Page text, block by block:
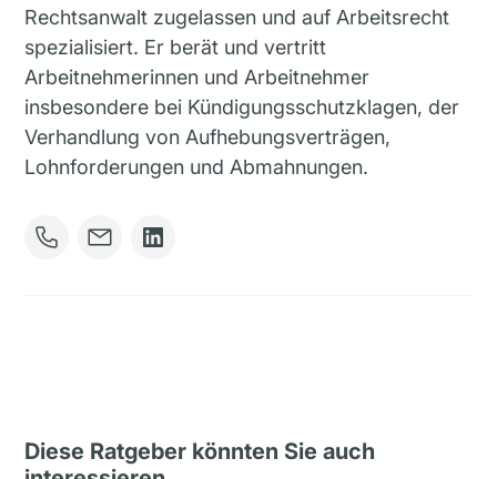
Rechtsanwalt zugelassen und auf Arbeitsrecht
spezialisiert. Er berät und vertritt
Arbeitnehmerinnen und Arbeitnehmer
insbesondere bei Kündigungsschutzklagen, der
Verhandlung von Aufhebungsverträgen,
Lohnforderungen und Abmahnungen.
Diese Ratgeber könnten Sie auch